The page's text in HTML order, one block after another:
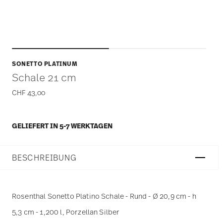
SONETTO PLATINUM
Schale 21 cm
CHF 43,00
GELIEFERT IN 5-7 WERKTAGEN
BESCHREIBUNG
Rosenthal Sonetto Platino Schale - Rund - Ø 20,9 cm - h
5,3 cm - 1,200 l, Porzellan Silber